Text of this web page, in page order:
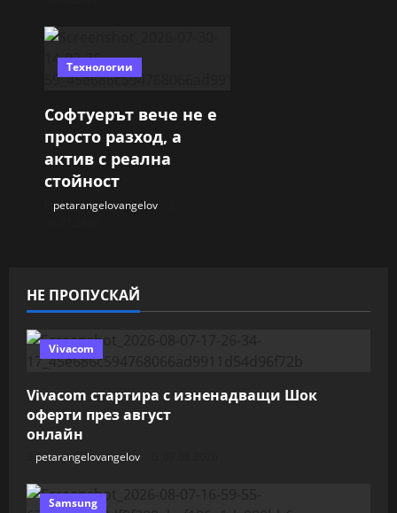
Технологии
Софтуерът вече не е
просто разход, а
актив с реална
стойност
petarangelovangelov
НЕ ПРОПУСКАЙ
Vivacom
Vivacom стартира с изненадващи Шок
оферти през август
онлайн
petarangelovangelov
Samsung